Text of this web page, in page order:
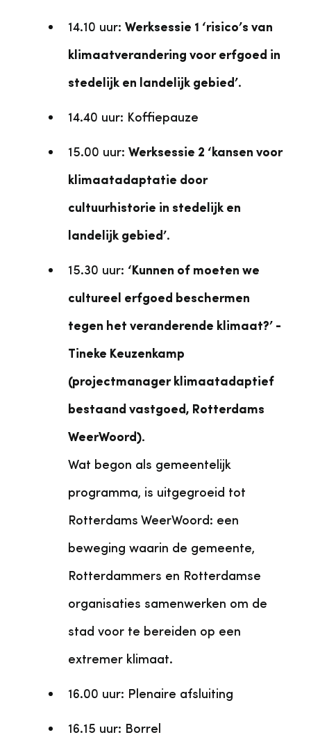
14.10 uur: Werksessie 1 ‘risico’s van
klimaatverandering voor erfgoed in
stedelijk en landelijk gebied’.
14.40 uur: Koffiepauze
15.00 uur: Werksessie 2 ‘kansen voor
klimaatadaptatie door
cultuurhistorie in stedelijk en
landelijk gebied’.
15.30 uur: ‘Kunnen of moeten we
cultureel erfgoed beschermen
tegen het veranderende klimaat?’ -
Tineke Keuzenkamp
(projectmanager klimaatadaptief
bestaand vastgoed, Rotterdams
WeerWoord).
Wat begon als gemeentelijk
programma, is uitgegroeid tot
Rotterdams WeerWoord: een
beweging waarin de gemeente,
Rotterdammers en Rotterdamse
organisaties samenwerken om de
stad voor te bereiden op een
extremer klimaat.
16.00 uur: Plenaire afsluiting
16.15 uur: Borrel